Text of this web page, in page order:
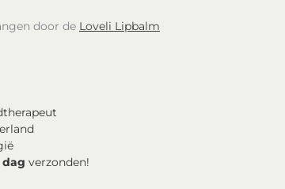
door de Loveli Lipbalm
dag verzonden!